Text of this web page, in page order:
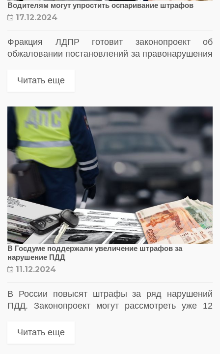
Водителям могут упростить оспаривание штрафов
17.12.2024
Фракция ЛДПР готовит законопроект об
обжаловании постановлений за правонарушения
Читать еще
В Госдуме поддержали увеличение штрафов за
нарушение ПДД
11.12.2024
В России повысят штрафы за ряд нарушений
ПДД. Законопроект могут рассмотреть уже 12
вступят в силу 1 января 2025 года
Читать еще